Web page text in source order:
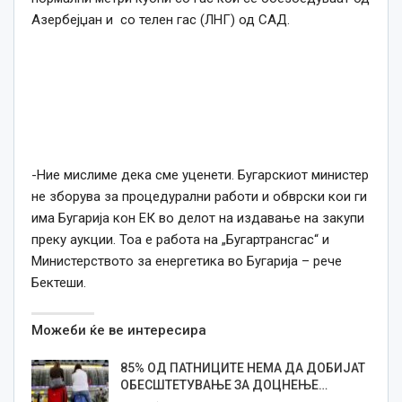
Азербејџан и со телен гас (ЛНГ) од САД.
-Ние мислиме дека сме уценети. Бугарскиот министер
не зборува за процедурални работи и обврски кои ги
има Бугарија кон ЕК во делот на издавање на закупи
преку аукции. Тоа е работа на „Бугартрансгас“ и
Министерството за енергетика во Бугарија – рече
Бектеши.
Можеби ќе ве интересира
85% ОД ПАТНИЦИТЕ НЕМА ДА ДОБИЈАТ
ОБЕСШТЕТУВАЊЕ ЗА ДОЦНЕЊЕ…